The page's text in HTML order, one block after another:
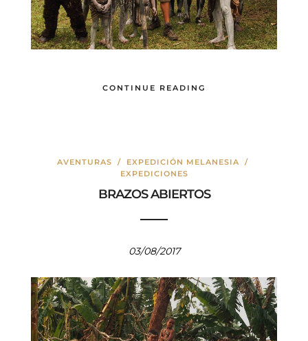
CONTINUE READING
AVENTURAS / EXPEDICIÓN MELANESIA /
EXPEDICIONES
BRAZOS ABIERTOS
03/08/2017